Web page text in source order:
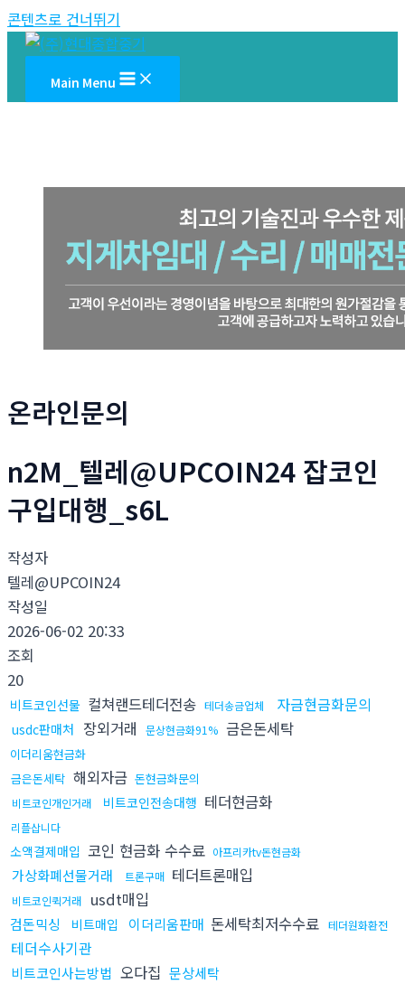
콘텐츠로 건너뛰기
Main Menu
온라인문의
n2M_텔레@UPCOIN24 잡코인
구입대행_s6L
작성자
텔레@UPCOIN24
작성일
2026-06-02 20:33
조회
20
비트코인선물 컬쳐랜드테더전송 테더송금업체 자금현금화문의
usdc판매처 장외거래 문상현금화91% 금은돈세탁
이더리움현금화
금은돈세탁 해외자금 돈현금화문의
비트코인개인거래 비트코인전송대행 테더현금화
리플삽니다
소액결제매입 코인 현금화 수수료 아프리카tv돈현금화
가상화폐선물거래 트론구매 테더트론매입
비트코인퀵거래 usdt매입
검돈믹싱 비트매입 이더리움판매 돈세탁최저수수료 테더원화환전
테더수사기관
비트코인사는방법 오다집 문상세탁